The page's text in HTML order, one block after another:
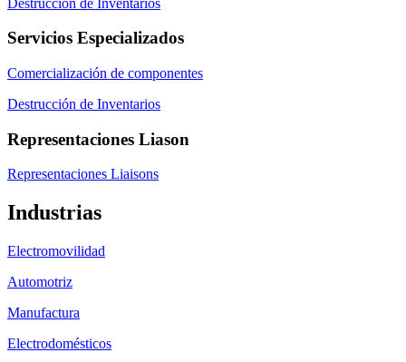
Servicios Especializados
Comercialización de componentes
Destrucción de Inventarios
Representaciones Liason
Representaciones Liaisons
Industrias
Electromovilidad
Automotriz
Manufactura
Electrodomésticos